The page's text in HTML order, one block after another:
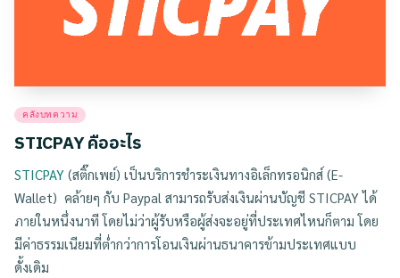
Posted
คลังบทความ
STICPAY คืออะไร
STICPAY (สติ๊กเพย์) เป็นบริการชำระเงินทางอิเล็กทรอนิกส์ (E-
Wallet) คล้ายๆ กับ Paypal สามารถรับส่งเงินผ่านบัญชี STICPAY ได้
ภายในหนึ่งนาที โดยไม่ว่าผู้รับหรือผู้ส่งจะอยู่ที่ประเทศไหนก็ตาม โดย
มีค่าธรรมเนียมที่ต่ำกว่าการโอนเงินผ่านธนาคารข้ามประเทศแบบ
ดั้งเดิม